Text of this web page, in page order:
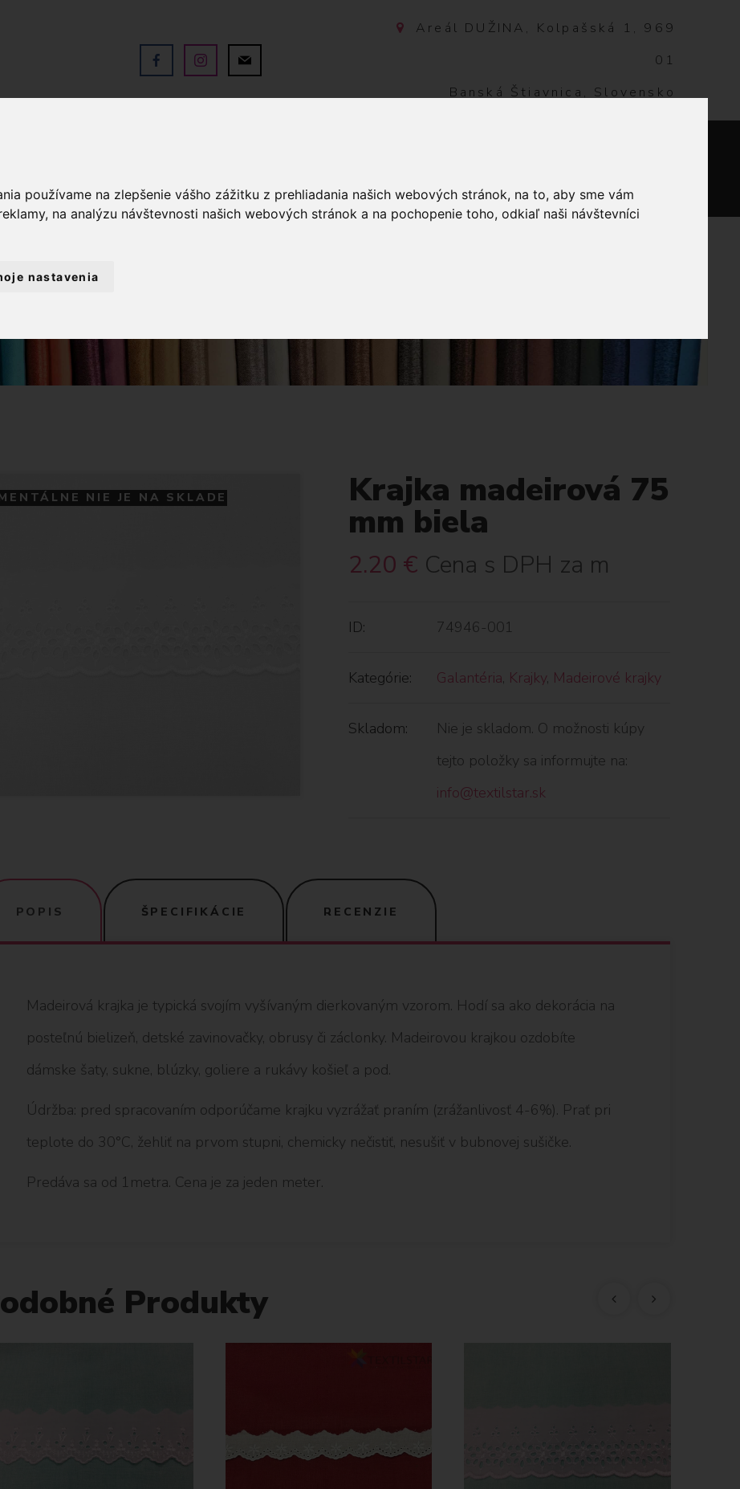
používame na zlepšenie vášho zážitku z prehliadania našich webových stránok, na to, aby sme vám
na analýzu návštevnosti našich webových stránok a na pochopenie toho, odkiaľ naši návštevníci
nastavenia
Areál DUŽINA, Kolpašská 1, 969
01
Banská Štiavnica, Slovensko
NIE JE NA SKLADE Krajka madeirová 75
mm biela
2.20 € Cena s DPH za m
ID: 74946-001
Kategórie: Galantéria, Krajky, Madeirové krajky
Skladom:
Nie je skladom. O možnosti kúpy
tejto položky sa informujte na:
info@textilstar.sk
POPIS ŠPECIFIKÁCIE RECENZIE
Madeirová krajka je typická svojím vyšívaným dierkovaným vzorom. Hodí sa ako dekorácia na
posteľnú bielizeň, detské zavinovačky, obrusy či záclonky. Madeirovou krajkou ozdobíte
dámske šaty, sukne, blúzky, goliere a rukávy košieľ a pod.
Údržba: pred spracovaním odporúčame krajku vyzrážať praním (zrážanlivosť 4-6%). Prať pri
teplote do 30°C, žehliť na prvom stupni, chemicky nečistiť, nesušiť v bubnovej sušičke.
Predáva sa od 1metra. Cena je za jeden meter.
Produkty